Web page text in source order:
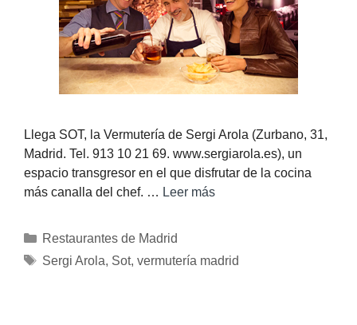
Llega SOT, la Vermutería de Sergi Arola (Zurbano, 31,
Madrid. Tel. 913 10 21 69. www.sergiarola.es), un
espacio transgresor en el que disfrutar de la cocina
más canalla del chef. … Leer más
Restaurantes de Madrid
Sergi Arola, Sot, vermutería madrid